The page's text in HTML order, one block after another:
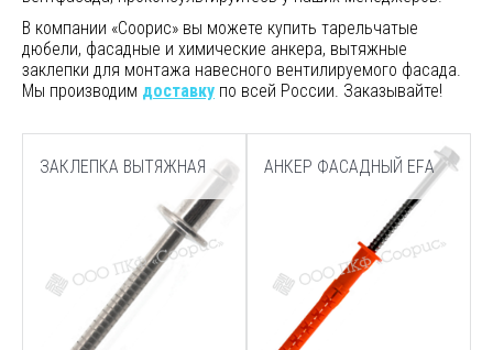
В компании «Соорис» вы можете купить тарельчатые
дюбели, фасадные и химические анкера, вытяжные
заклепки для монтажа навесного вентилируемого фасада.
Мы производим доставку по всей России. Заказывайте!
ЗАКЛЕПКА ВЫТЯЖНАЯ АНКЕР ФАСАДНЫЙ EFА